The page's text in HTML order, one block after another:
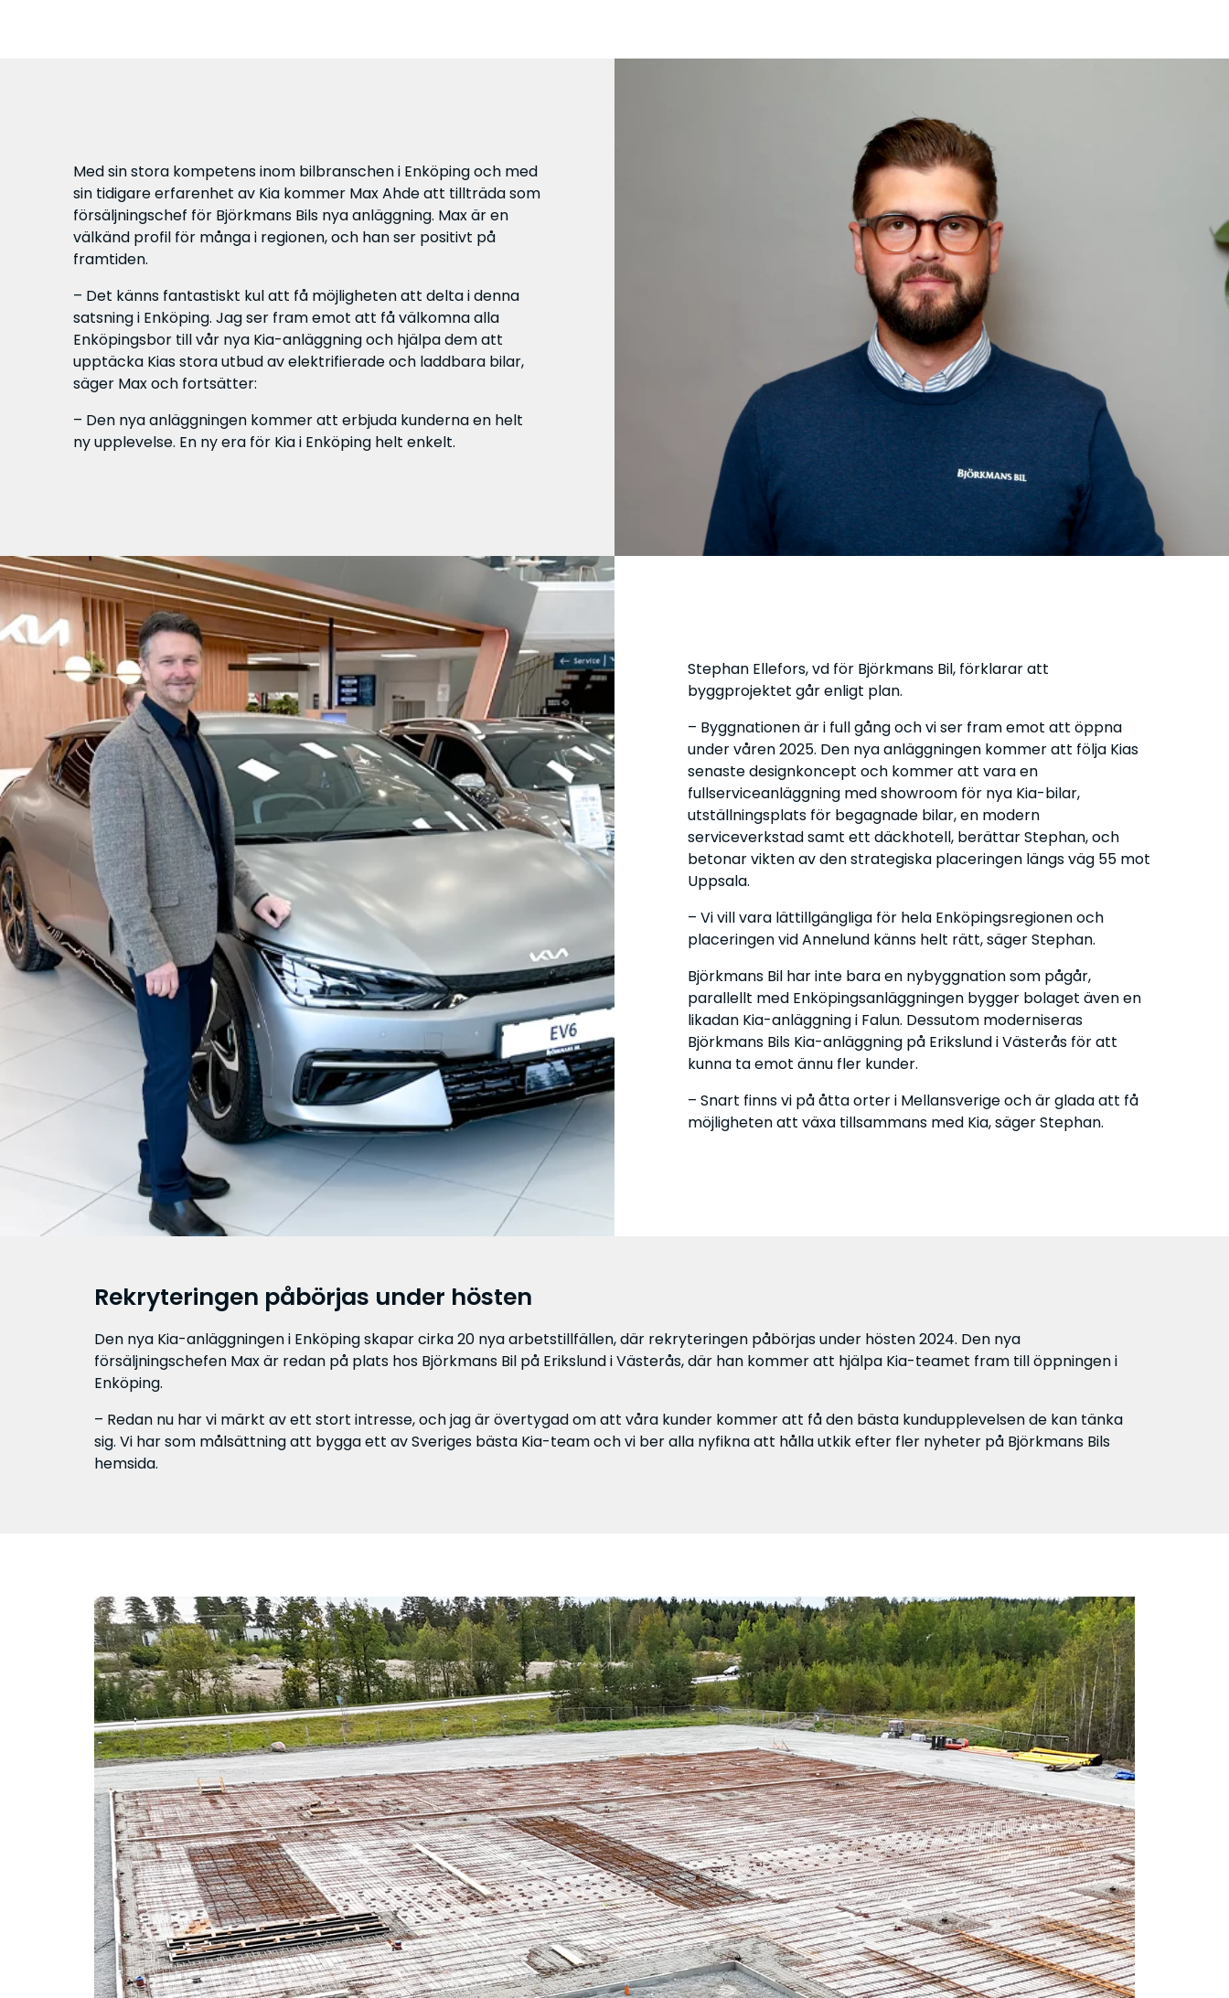
Med sin stora kompetens inom bilbranschen i Enköping och med
sin tidigare erfarenhet av Kia kommer Max Ahde att tillträda som
försäljningschef för Björkmans Bils nya anläggning. Max är en
välkänd profil för många i regionen, och han ser positivt på
framtiden.
– Det känns fantastiskt kul att få möjligheten att delta i denna
satsning i Enköping. Jag ser fram emot att få välkomna alla
Enköpingsbor till vår nya Kia-anläggning och hjälpa dem att
upptäcka Kias stora utbud av elektrifierade och laddbara bilar,
säger Max och fortsätter:
– Den nya anläggningen kommer att erbjuda kunderna en helt
ny upplevelse. En ny era för Kia i Enköping helt enkelt.
Stephan Ellefors, vd för Björkmans Bil, förklarar att
byggprojektet går enligt plan.
– Byggnationen är i full gång och vi ser fram emot att öppna
under våren 2025. Den nya anläggningen kommer att följa Kias
senaste designkoncept och kommer att vara en
fullserviceanläggning med showroom för nya Kia-bilar,
utställningsplats för begagnade bilar, en modern
serviceverkstad samt ett däckhotell, berättar Stephan, och
betonar vikten av den strategiska placeringen längs väg 55 mot
Uppsala.
– Vi vill vara lättillgängliga för hela Enköpingsregionen och
placeringen vid Annelund känns helt rätt, säger Stephan.
Björkmans Bil har inte bara en nybyggnation som pågår,
parallellt med Enköpingsanläggningen bygger bolaget även en
likadan Kia-anläggning i Falun. Dessutom moderniseras
Björkmans Bils Kia-anläggning på Erikslund i Västerås för att
kunna ta emot ännu fler kunder.
– Snart finns vi på åtta orter i Mellansverige och är glada att få
möjligheten att växa tillsammans med Kia, säger Stephan.
Rekryteringen påbörjas under hösten
Den nya Kia-anläggningen i Enköping skapar cirka 20 nya arbetstillfällen, där rekryteringen påbörjas under hösten 2024. Den nya
försäljningschefen Max är redan på plats hos Björkmans Bil på Erikslund i Västerås, där han kommer att hjälpa Kia-teamet fram till öppningen i
Enköping.
– Redan nu har vi märkt av ett stort intresse, och jag är övertygad om att våra kunder kommer att få den bästa kundupplevelsen de kan tänka
sig. Vi har som målsättning att bygga ett av Sveriges bästa Kia-team och vi ber alla nyfikna att hålla utkik efter fler nyheter på Björkmans Bils
hemsida.